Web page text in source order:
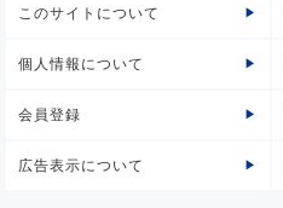
このサイトについて
個人情報について
会員登録
広告表示について